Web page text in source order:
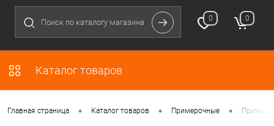
0 0
Каталог товаров
Главная страница • Каталог товаров • Примерочные •